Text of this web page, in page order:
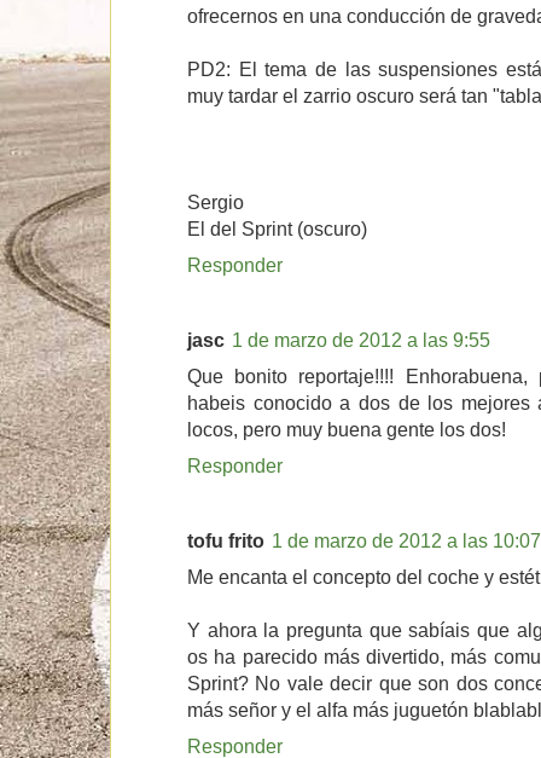
ofrecernos en una conducción de
PD2: El tema de las suspensiones
muy tardar el zarrio oscuro será tan
Sergio
El del Sprint (oscuro)
Responder
jasc 1 de marzo de 2012 a las 9:55
Que bonito reportaje!!!!
habeis conocido a dos de los mejores
locos, pero muy buena gente los dos!
Responder
tofu frito 1 de marzo de 2012 a las 10:07
Me encanta el concepto del coche y
Y ahora la pregunta que sabíais que
os ha parecido más divertido, más
Sprint? No vale decir que son dos
más señor y el alfa más juguetón
Responder